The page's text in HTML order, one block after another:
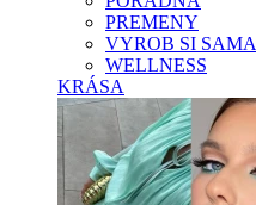
PREMENY
VYROB SI SAMA
WELLNESS
KRÁSA